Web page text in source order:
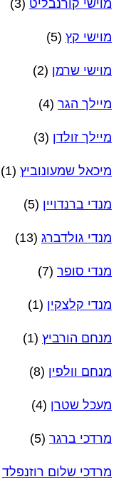
מוישי קורנבליט (3)
מוישי קץ (5)
מוישי שרמן (2)
מיילך הגר (4)
מיילך זולדן (3)
מיכאל שמעונוביץ (1)
מנדי ברנדויין (5)
מנדי גולדברג (13)
מנדי סופר (7)
מנדי קלצקין (1)
מנחם הורביץ (1)
מנחם וולפין (8)
מעכל שטרן (4)
מרדכי ברגר (5)
מרדכי שלום רוזנפלד